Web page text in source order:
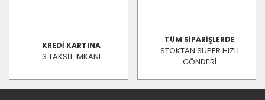
KREDİ KARTINA
3 TAKSİT İMKANI
TÜM SİPARİŞLERDE
STOKTAN SÜPER HIZLI
GÖNDERİ